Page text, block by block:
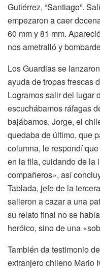
Gutiérrez, “Santiago”.
empezaron a caer
60 mm y 81 mm.
nos ametralló y
Los Guardias se
ayuda de tropas frescas
Logramos salir del lugar
escuchábamos ráfagas
bajábamos, Jorge, el
quedaba de último, que
columna, le respondí
en la fila, cuidando de la
compañeros», así
Tablada, jefe de la
salieron a cazar a una
su relato final no se
heróico, sino de una
También da testimonio
extranjero chileno Mario